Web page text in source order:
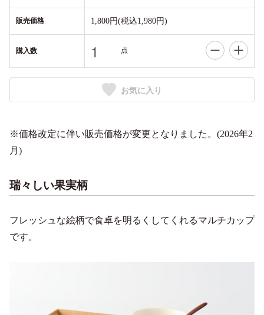
販売価格 1,800円(税込1,980円)
購入数 点
お気に入り
※価格改定に伴い販売価格が変更となりました。(2026年2
月)
瑞々しい果実柄
フレッシュな絵柄で食卓を明るくしてくれるマルチカップ
です。